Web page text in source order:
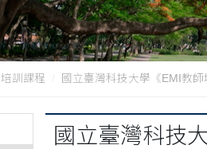
培訓課程 國立臺灣科技大學《EMI教
國立臺灣科技